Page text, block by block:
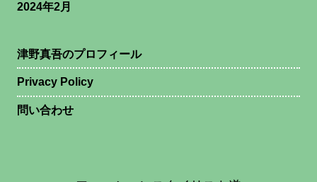
2024年2月
津野真吾のプロフィール
Privacy Policy
問い合わせ